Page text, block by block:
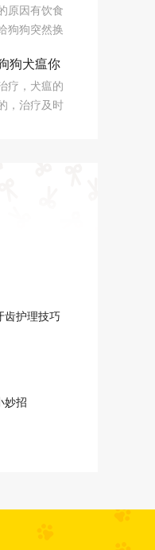
的情况，狗
疗。
面要注意
原因有饮食
狗狗突然换
被外界环境
就洗澡，非
苗注射不完
狗犬瘟你
疗，犬瘟的
，治疗及时
齿护理技巧
妙招